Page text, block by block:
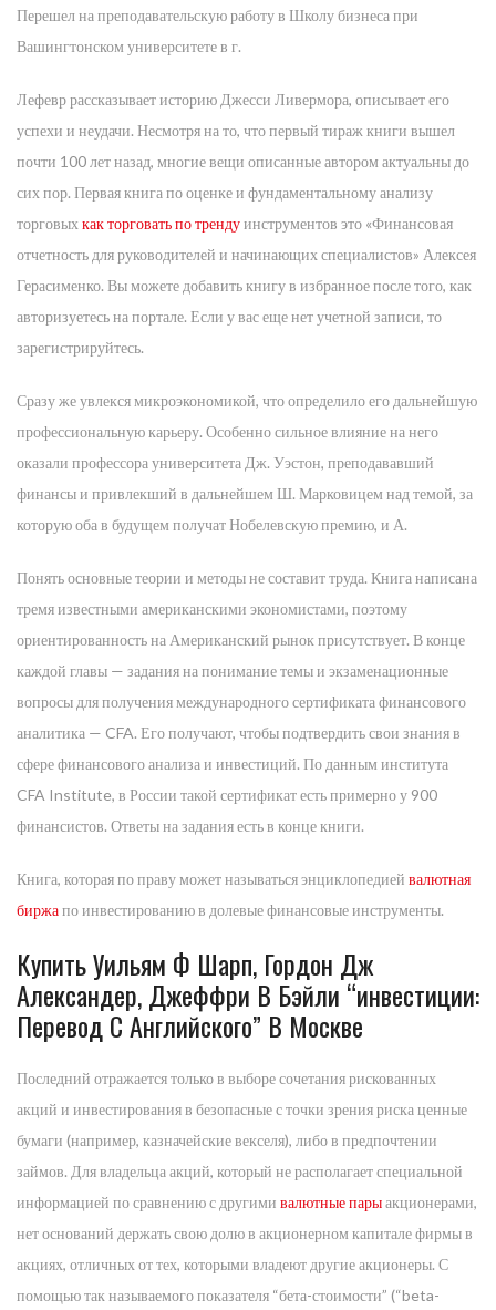
Перешел на преподавательскую работу в Школу бизнеса при
Вашингтонском университете в г.
Лефевр рассказывает историю Джесси Ливермора, описывает его
успехи и неудачи. Несмотря на то, что первый тираж книги вышел
почти 100 лет назад, многие вещи описанные автором актуальны до
сих пор. Первая книга по оценке и фундаментальному анализу
торговых как торговать по трендуинструментов это «Финансовая
отчетность для руководителей и начинающих специалистов» Алексея
Герасименко. Вы можете добавить книгу в избранное после того, как
авторизуетесь на портале. Если у вас еще нет учетной записи, то
зарегистрируйтесь.
Сразу же увлекся микроэкономикой, что определило его дальнейшую
профессиональную карьеру. Особенно сильное влияние на него
оказали профессора университета Дж. Уэстон, преподававший
финансы и привлекший в дальнейшем Ш. Марковицем над темой, за
которую оба в будущем получат Нобелевскую премию, и А.
Понять основные теории и методы не составит труда. Книга написана
тремя известными американскими экономистами, поэтому
ориентированность на Американский рынок присутствует. В конце
каждой главы — задания на понимание темы и экзаменационные
вопросы для получения международного сертификата финансового
аналитика — CFA. Его получают, чтобы подтвердить свои знания в
сфере финансового анализа и инвестиций. По данным института
CFA Institute, в России такой сертификат есть примерно у 900
финансистов. Ответы на задания есть в конце книги.
Книга, которая по праву может называться энциклопедией валютная
биржапо инвестированию в долевые финансовые инструменты.
Купить Уильям Ф Шарп, Гордон Дж
Александер, Джеффри В Бэйли “инвестиции:
Перевод С Английского” В Москве
Последний отражается только в выборе сочетания рискованных
акций и инвестирования в безопасные с точки зрения риска ценные
бумаги (например, казначейские векселя), либо в предпочтении
займов. Для владельца акций, который не располагает специальной
информацией по сравнению с другими валютные парыакционерами,
нет оснований держать свою долю в акционерном капитале фирмы в
акциях, отличных от тех, которыми владеют другие акционеры. С
помощью так называемого показателя “бета-стоимости” (“beta-